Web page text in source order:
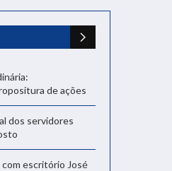
de ações
dos servidores
com escritório José